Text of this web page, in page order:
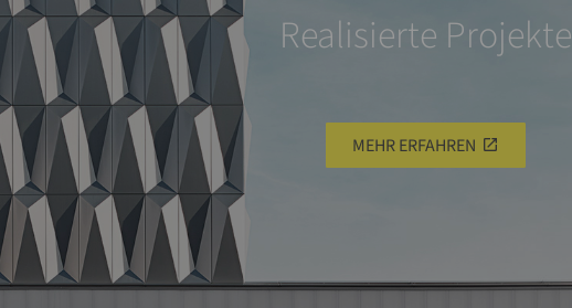
Realisierte Projekte
MEHR ERFAHREN